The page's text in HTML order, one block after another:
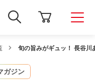
新
し
ィ
ウ
で
旬の旨みがギュッ！ 長谷川
ガジン